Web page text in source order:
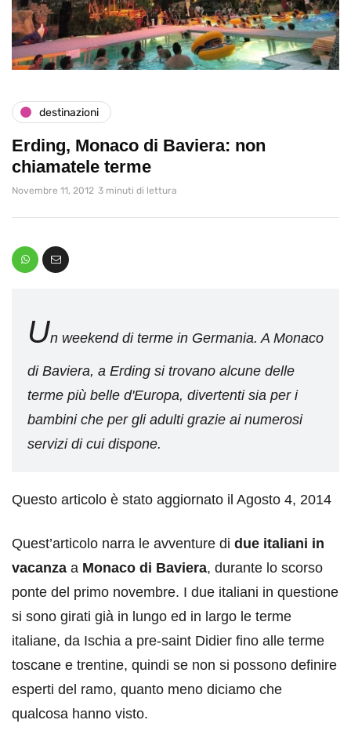
destinazioni
Erding, Monaco di Baviera: non
chiamatele terme
Novembre 11, 2012 3 minuti di lettura
Un weekend di terme in Germania. A Monaco
di Baviera, a Erding si trovano alcune delle
terme più belle d'Europa, divertenti sia per i
bambini che per gli adulti grazie ai numerosi
servizi di cui dispone.
Questo articolo è stato aggiornato il Agosto 4, 2014
Quest’articolo narra le avventure di due italiani in
vacanza a Monaco di Baviera, durante lo scorso
ponte del primo novembre. I due italiani in questione
si sono girati già in lungo ed in largo le terme
italiane, da Ischia a pre-saint Didier fino alle terme
toscane e trentine, quindi se non si possono definire
esperti del ramo, quanto meno diciamo che
qualcosa hanno visto.